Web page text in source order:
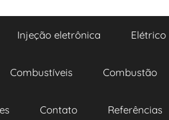
Injeção eletrônica Elétrico
Combustíveis Combustão
Contato Referências